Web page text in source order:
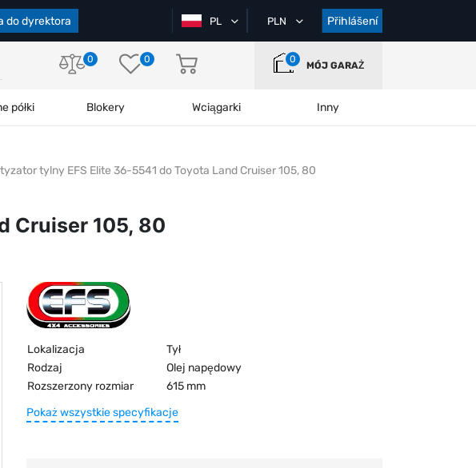
do dyrektora PL PLN Přihlášení
0 0 0
MÓJ GARAŻ
półki Blokery Wciągarki Inny
tylny EFS Elite 36-5541 do Toyota Land Cruiser 105, 80
Cruiser 105, 80
Lokalizacja
Tył
Rodzaj
Olej napędowy
Rozszerzony rozmiar
615 mm
Pokaż wszystkie specyfikacje